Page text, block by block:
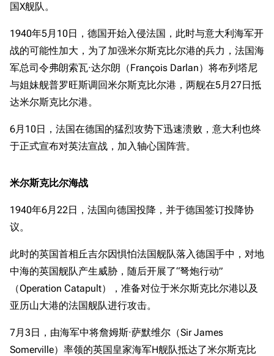
国X舰队。
1940年5月10日，德国开始入侵法国，此时与意大利海军开
战的可能性加大，为了加强米尔斯克比尔港的兵力，法国海
军总司令弗朗索瓦·达尔朗（François Darlan）将布列塔尼
与姐妹舰普罗旺斯调回米尔斯克比尔港，两舰在5月27日抵
达米尔斯克比尔港。
6月10日，法国在德国的猛烈攻势下迅速溃败，意大利也终
于正式宣布对英法宣战，加入轴心国阵营。
米尔斯克比尔海战
1940年6月22日，法国向德国投降，并于德国签订投降协
议。
此时的英国首相丘吉尔因惧怕法国舰队落入德国手中，对地
中海的英国舰队产生威胁，随后开展了“弩炮行动”
（Operation Catapult），准备对位于米尔斯克比尔港以及
亚历山大港的法国舰队进行攻击。
7月3日，由海军中将詹姆斯·萨默维尔（Sir James
Somerville）率领的英国皇家海军H舰队抵达了米尔斯克比